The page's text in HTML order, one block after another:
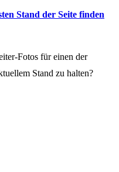
Stand der Seite finden
Fotos für einen der
Stand zu halten?